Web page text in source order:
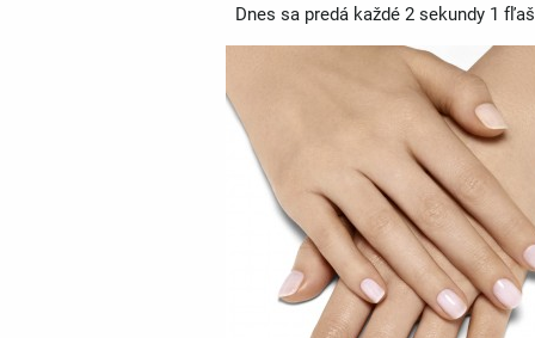
Dnes sa predá každé 2 sekundy 1